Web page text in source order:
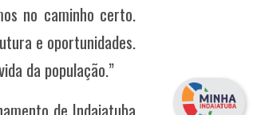
no caminho certo.
e oportunidades.
da população.”